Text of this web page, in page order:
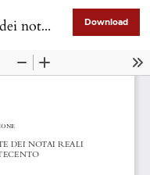
Settecento Download